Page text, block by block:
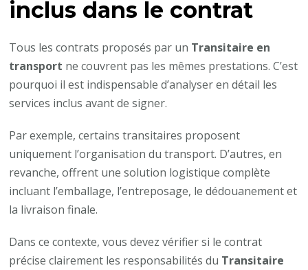
inclus dans le contrat
Tous les contrats proposés par un Transitaire en
transport ne couvrent pas les mêmes prestations. C’est
pourquoi il est indispensable d’analyser en détail les
services inclus avant de signer.
Par exemple, certains transitaires proposent
uniquement l’organisation du transport. D’autres, en
revanche, offrent une solution logistique complète
incluant l’emballage, l’entreposage, le dédouanement et
la livraison finale.
Dans ce contexte, vous devez vérifier si le contrat
précise clairement les responsabilités du Transitaire